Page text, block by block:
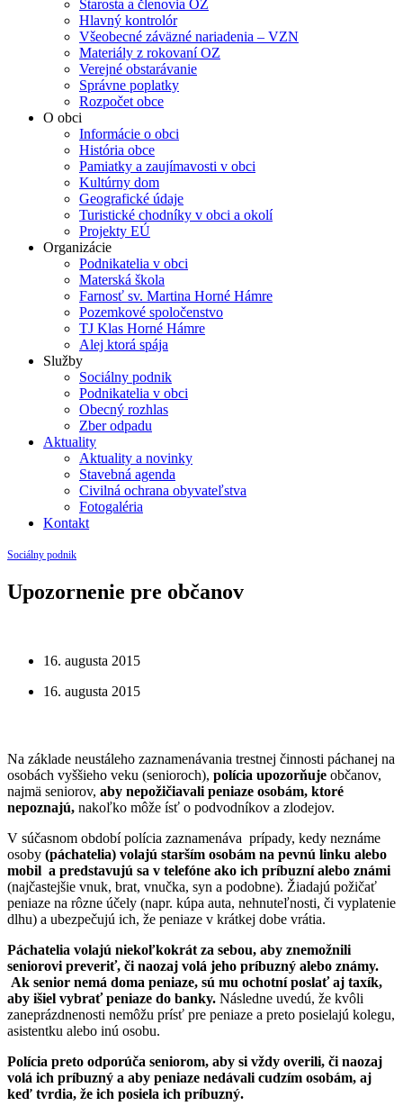
Starosta a členovia OZ
Hlavný kontrolór
Všeobecné záväzné nariadenia – VZN
Materiály z rokovaní OZ
Verejné obstarávanie
Správne poplatky
Rozpočet obce
O obci
Informácie o obci
História obce
Pamiatky a zaujímavosti v obci
Kultúrny dom
Geografické údaje
Turistické chodníky v obci a okolí
Projekty EÚ
Organizácie
Podnikatelia v obci
Materská škola
Farnosť sv. Martina Horné Hámre
Pozemkové spoločenstvo
TJ Klas Horné Hámre
Alej ktorá spája
Služby
Sociálny podnik
Podnikatelia v obci
Obecný rozhlas
Zber odpadu
Aktuality
Aktuality a novinky
Stavebná agenda
Civilná ochrana obyvateľstva
Fotogaléria
Kontakt
Sociálny podnik
Upozornenie pre občanov
16. augusta 2015
16. augusta 2015
Na základe neustáleho zaznamenávania trestnej činnosti páchanej na
osobách vyššieho veku (senioroch), polícia upozorňuje občanov,
najmä seniorov, aby nepožičiavali peniaze osobám, ktoré
nepoznajú, nakoľko môže ísť o podvodníkov a zlodejov.
V súčasnom období polícia zaznamenáva prípady, kedy neznáme
osoby (páchatelia) volajú starším osobám na pevnú linku alebo
mobil a predstavujú sa v telefóne ako ich príbuzní alebo známi
(najčastejšie vnuk, brat, vnučka, syn a podobne). Žiadajú požičať
peniaze na rôzne účely (napr. kúpa auta, nehnuteľnosti, či vyplatenie
dlhu) a ubezpečujú ich, že peniaze v krátkej dobe vrátia.
Páchatelia volajú niekoľkokrát za sebou, aby znemožnili
seniorovi preveriť, či naozaj volá jeho príbuzný alebo známy.
Ak senior nemá doma peniaze, sú mu ochotní poslať aj taxík,
aby išiel vybrať peniaze do banky. Následne uvedú, že kvôli
zaneprázdnenosti nemôžu prísť pre peniaze a preto posielajú kolegu,
asistentku alebo inú osobu.
Polícia preto odporúča seniorom, aby si vždy overili, či naozaj
volá ich príbuzný a aby peniaze nedávali cudzím osobám, aj
keď tvrdia, že ich posiela ich príbuzný.